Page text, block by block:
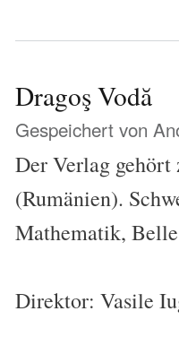
Dragoş Vodă
Gespeichert von
Der Verlag
(Rumänien).
Mathematik,
Direktor: Vasile